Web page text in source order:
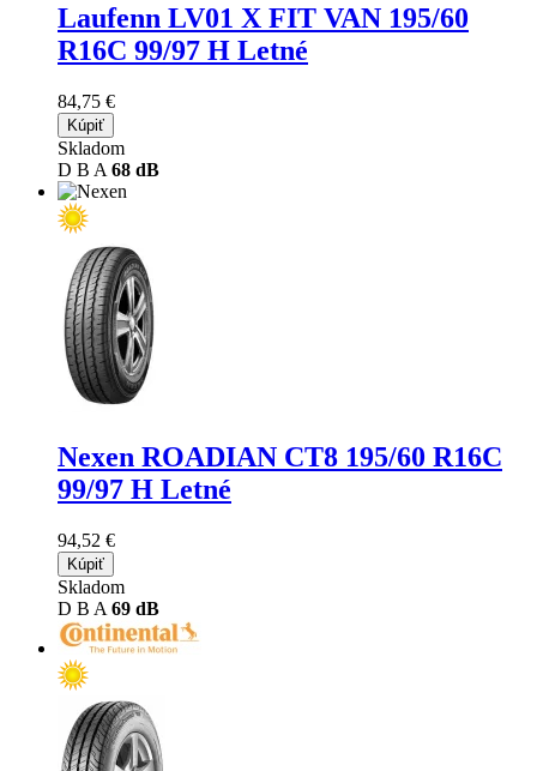
Laufenn LV01 X FIT VAN 195/60
R16C 99/97 H Letné
84,75 €
Kúpiť
Skladom
D B A 68 dB
Nexen ROADIAN CT8 195/60 R16C
99/97 H Letné
94,52 €
Kúpiť
Skladom
D B A 69 dB